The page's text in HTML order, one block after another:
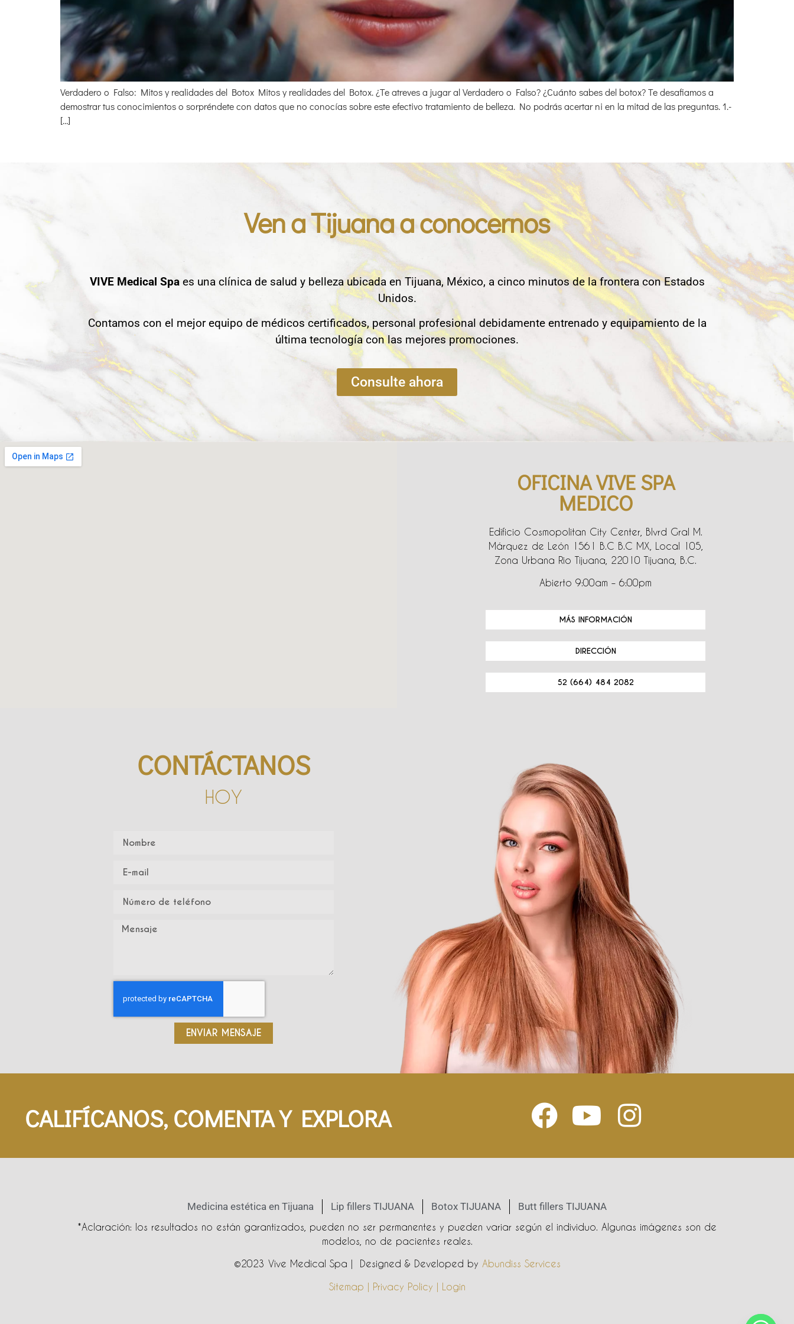
Verdadero o Falso: Mitos y realidades del Botox Mitos y realidades del Botox. ¿Te atreves a jugar al Verdadero o Falso? ¿Cuánto sabes del botox? Te desafiamos a
demostrar tus conocimientos o sorpréndete con datos que no conocías sobre este efectivo tratamiento de belleza. No podrás acertar ni en la mitad de las preguntas. 1.-
[…]
Ven a Tijuana a conocernos
VIVE Medical Spaes una clínica de salud y belleza ubicada en Tijuana, México, a cinco minutos de la frontera con Estados
Unidos.
Contamos con el mejor equipo de médicos certificados, personal profesional debidamente entrenado y equipamiento de la
última tecnología con las mejores promociones.
Consulte ahora
OFICINA VIVE SPA
MEDICO
Edificio Cosmopolitan City Center, Blvrd Gral M.
Márquez de León 1561 B.C B.C MX, Local 105,
Zona Urbana Rio Tijuana, 22010 Tijuana, B.C.
Abierto 9:00am – 6:00pm
MÁS INFORMACIÓN
DIRECCIÓN
52 (664) 484 2082
CONTÁCTANOS
HOY
ENVIAR MENSAJE
CALIFÍCANOS, COMENTA Y EXPLORA
Medicina estética en Tijuana Lip fillers TIJUANA Botox TIJUANA Butt fillers TIJUANA
*Aclaración: los resultados no están garantizados, pueden no ser permanentes y pueden variar según el individuo. Algunas imágenes son de
modelos, no de pacientes reales.
©2023 Vive Medical Spa | Designed & Developed by Abundiss Services
Sitemap | Privacy Policy | Login